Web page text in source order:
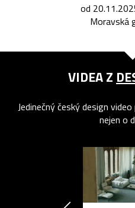
od
Moravská
VIDEA Z
Jedinečný český design
nejen o